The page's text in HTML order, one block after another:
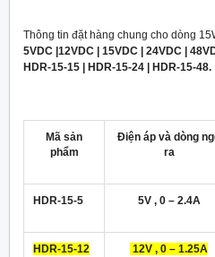
Thông tin đặt hàng chung cho dòng
5VDC |12VDC | 15VDC | 24VDC |
HDR-15-15 | HDR-15-24 | HDR-15-48.
Mã sản
phẩm
Điện áp và dòng
ra
HDR-15-5 5V , 0 – 2.4A
HDR-15-12 12V , 0 – 1.25A